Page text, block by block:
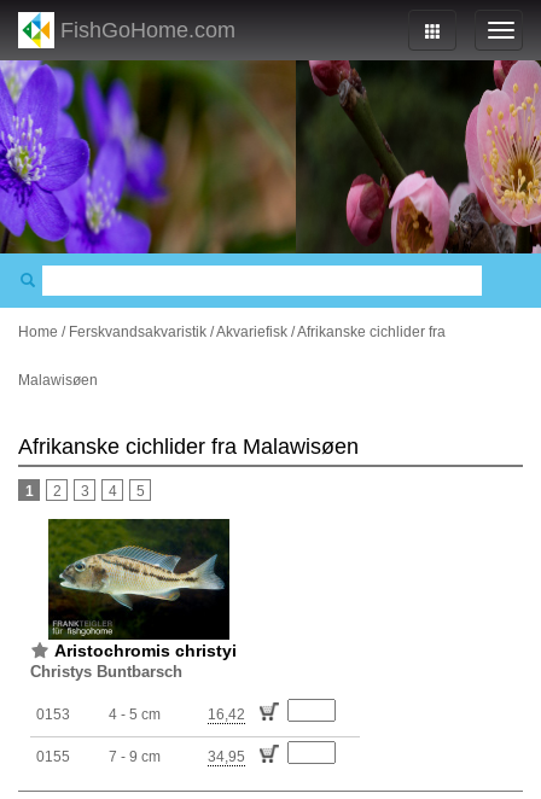
FishGoHome.com
Home / Ferskvandsakvaristik /Akvariefisk /Afrikanske cichlider fra
Malawisøen
Afrikanske cichlider fra Malawisøen
1 2 3 4 5
Aristochromis christyi
Christys Buntbarsch
0153 4 - 5 cm 16,42
0155 7 - 9 cm 34,95